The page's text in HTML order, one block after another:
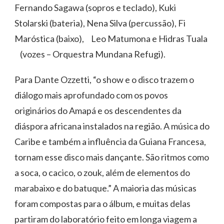
Fernando Sagawa (sopros e teclado), Kuki
Stolarski (bateria), Nena Silva (percussão), Fi
Maróstica (baixo), Leo Matumona e Hidras Tuala
(vozes – Orquestra Mundana Refugi).
Para Dante Ozzetti, “o show e o disco trazem o
diálogo mais aprofundado com os povos
originários do Amapá e os descendentes da
diáspora africana instalados na região. A música do
Caribe e também a influência da Guiana Francesa,
tornam esse disco mais dançante. São ritmos como
a soca, o cacico, o zouk, além de elementos do
marabaixo e do batuque.” A maioria das músicas
foram compostas para o álbum, e muitas delas
partiram do laboratório feito em longa viagem a